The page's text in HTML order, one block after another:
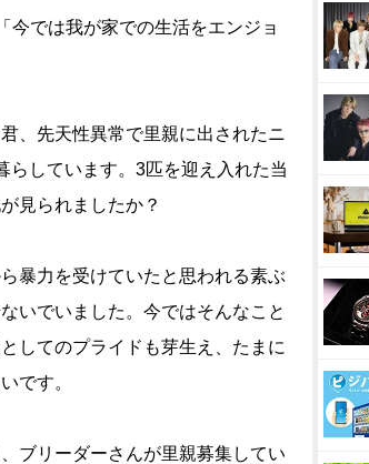
今では我が家での生活をエンジョ
、先天性異常で里親に出されたニ
らしています。3匹を迎え入れた当
が見られましたか？
暴力を受けていたと思われる素ぶ
いでいました。今ではそんなこと
してのプライドも芽生え、たまに
です。
ブリーダーさんが里親募集してい